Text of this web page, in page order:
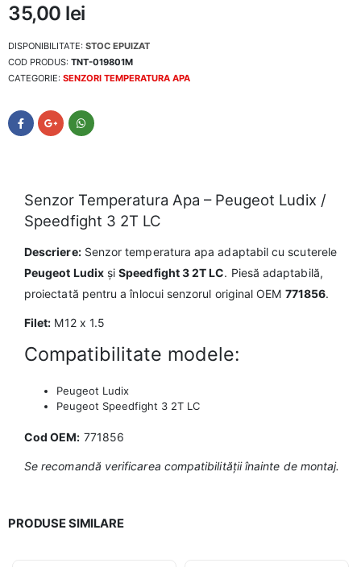
35,00 lei
DISPONIBILITATE: STOC EPUIZAT
COD PRODUS: TNT-019801M
CATEGORIE: SENZORI TEMPERATURA APA
Senzor Temperatura Apa – Peugeot Ludix /
Speedfight 3 2T LC
Descriere:Senzor temperatura apa adaptabil cu scuterele
Peugeot LudixșiSpeedfight 3 2T LC. Piesă adaptabilă,
proiectată pentru a înlocui senzorul original OEM 771856.
Filet: M12 x 1.5
Compatibilitate modele:
Peugeot Ludix
Peugeot Speedfight 3 2T LC
Cod OEM: 771856
Se recomandă verificarea compatibilității înainte de montaj.
PRODUSE SIMILARE